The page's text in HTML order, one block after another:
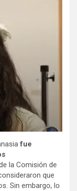
fue
la Comisión de
que
Sin embargo, lo